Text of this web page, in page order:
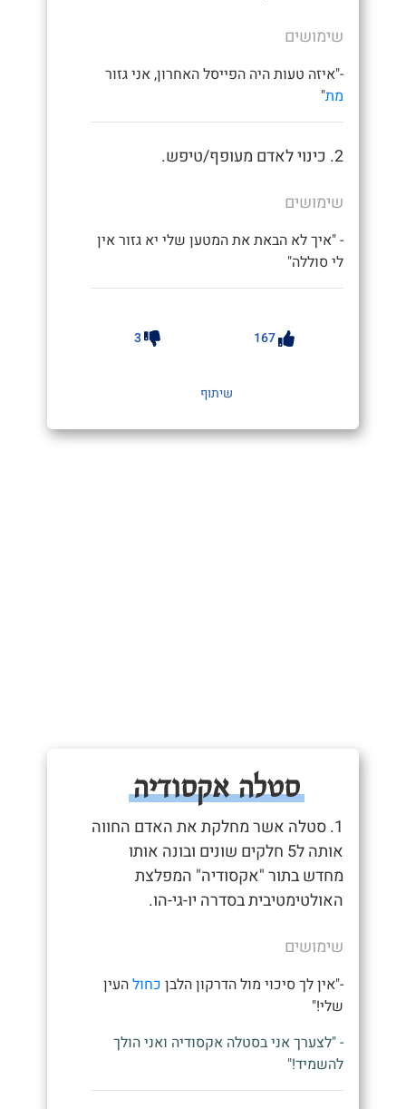
שימושים
-"איזה טעות היה הפייסל האחרון, אני גזור
מת"
2. כינוי לאדם מעופף/טיפש.
שימושים
- "איך לא הבאת את המטען שלי יא גזור אין
לי סוללה"
167
3
שיתוף
סטלה אקסודיה
1. סטלה אשר מחלקת את האדם החווה
אותה ל5 חלקים שונים ובונה אותו
מחדש בתור "אקסודיה" המפלצת
האולטימטיבית בסדרה יו-גי-הו.
שימושים
-"אין לך סיכוי מול הדרקון הלבן כחולהעין
שלי!"
- "לצערך אני בסטלה אקסודיה ואני הולך
להשמיד!"